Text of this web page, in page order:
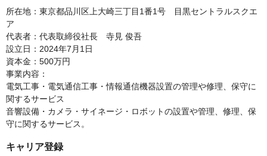
所在地：東京都品川区上大崎三丁目1番1号 目黒セントラルスクエ
ア
代表者：代表取締役社長 寺見 俊吾
設立日：2024年7月1日
資本金：500万円
事業内容：
電気工事・電気通信工事・情報通信機器設置の管理や修理、保守に
関するサービス
音響設備・カメラ・サイネージ・ロボットの設置や管理、修理、保
守に関するサービス。
キャリア登録